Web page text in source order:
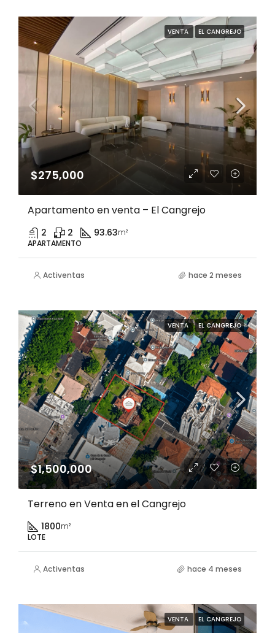
VENTA EL CANGREJO
$275,000
Apartamento en venta – El Cangrejo
2 2 93.63m²
APARTAMENTO
Activentas hace 2 meses
VENTA EL CANGREJO
$1,500,000
Terreno en Venta en el Cangrejo
1800m²
LOTE
Activentas hace 4 meses
VENTA EL CANGREJO